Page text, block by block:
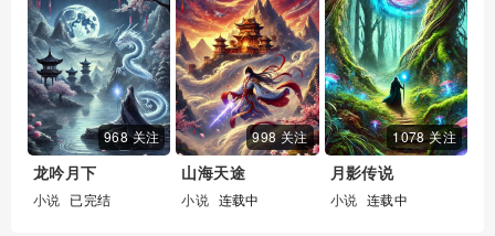
第17章：再探桃林
第18章：孤身赴会
第19章：雨夜激战
第20章：侠骨柔情
968 关注
龙吟月下
小说 已完结
998 关注
山海天途
小说 连载中
1078 关注
月影传说
小说 连载中